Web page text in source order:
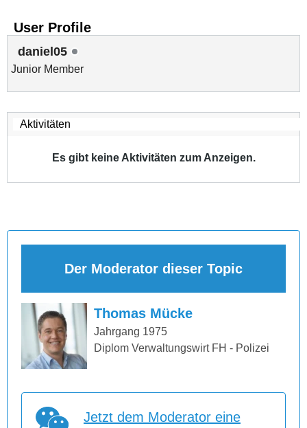
User Profile
daniel05
Junior Member
Es gibt keine Aktivitäten zum Anzeigen.
Der Moderator dieser Topic
Thomas Mücke
Jahrgang 1975
Diplom Verwaltungswirt FH - Polizei
Jetzt dem Moderator eine